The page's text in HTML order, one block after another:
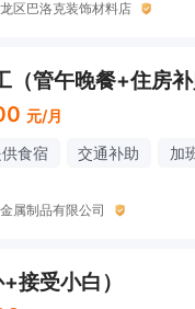
区巴洛克装饰材料店
元/月
食宿 交通补助 加
属制品有限公司
接受小白）